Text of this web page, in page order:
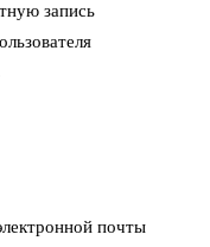
запись
почты